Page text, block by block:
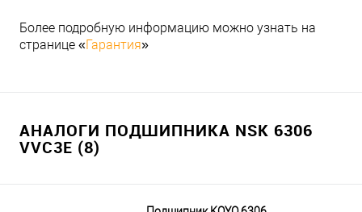
Более подробную информацию можно узнать на
странице «Гарантия»
АНАЛОГИ ПОДШИПНИКА NSK 6306
VVC3E (8)